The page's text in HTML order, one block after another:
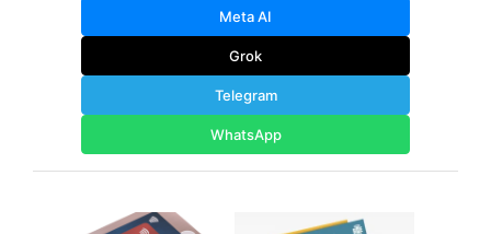
Meta AI
Grok
Telegram
WhatsApp